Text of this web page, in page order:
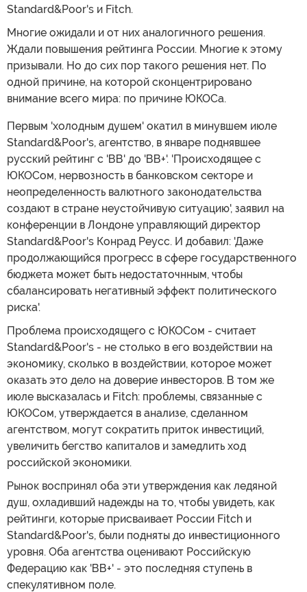
Standard&Poor's и Fitch.
Многие ожидали и от них аналогичного решения.
Ждали повышения рейтинга России. Многие к этому
призывали. Но до сих пор такого решения нет. По
одной причине, на которой сконцентрировано
внимание всего мира: по причине ЮКОСа.
Первым 'холодным душем' окатил в минувшем июле
Standard&Poor's, агентство, в январе поднявшее
русский рейтинг с 'ВВ' до 'ВВ+'. 'Происходящее с
ЮКОСом, нервозность в банковском секторе и
неопределенность валютного законодательства
создают в стране неустойчивую ситуацию', заявил на
конференции в Лондоне управляющий директор
Standard&Poor's Конрад Реусс. И добавил: 'Даже
продолжающийся прогресс в сфере государственного
бюджета может быть недостаточнным, чтобы
сбалансировать негативный эффект политического
риска'.
Проблема происходящего с ЮКОСом - считает
Standard&Poor's - не столько в его воздействии на
экономику, сколько в воздействии, которое может
оказать это дело на доверие инвесторов. В том же
июле высказалась и Fitch: проблемы, связанные с
ЮКОСом, утверждается в анализе, сделанном
агентством, могут сократить приток инвестиций,
увеличить бегство капиталов и замедлить ход
российской экономики.
Рынок воспринял оба эти утверждения как ледяной
душ, охладивший надежды на то, чтобы увидеть, как
рейтинги, которые присваивает России Fitch и
Standard&Poor's, были подняты до инвестиционного
уровня. Оба агентства оценивают Российскую
Федерацию как 'ВВ+' - это последняя ступень в
спекулятивном поле.